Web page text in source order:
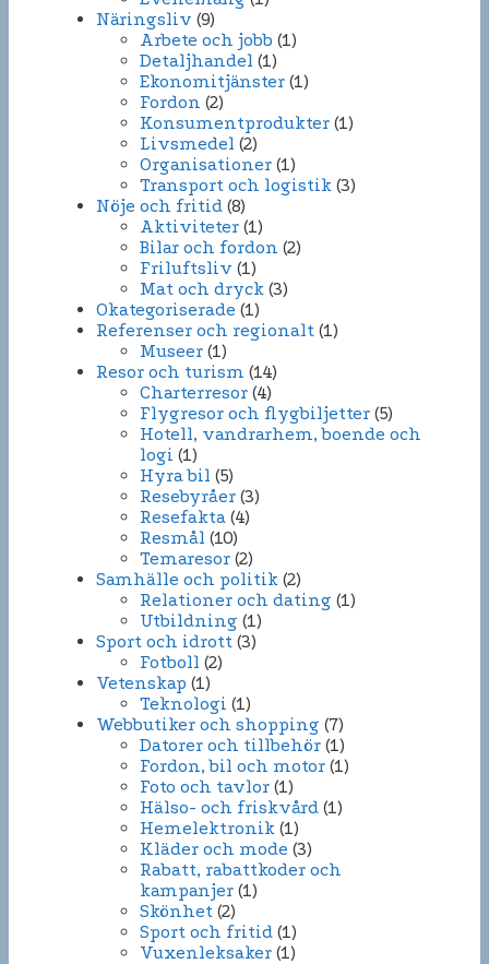
Näringsliv (9)
Arbete och jobb (1)
Detaljhandel (1)
Ekonomitjänster (1)
Fordon (2)
Konsumentprodukter (1)
Livsmedel (2)
Organisationer (1)
Transport och logistik (3)
Nöje och fritid (8)
Aktiviteter (1)
Bilar och fordon (2)
Friluftsliv (1)
Mat och dryck (3)
Okategoriserade (1)
Referenser och regionalt (1)
Museer (1)
Resor och turism (14)
Charterresor (4)
Flygresor och flygbiljetter (5)
Hotell, vandrarhem, boende och
logi (1)
Hyra bil (5)
Resebyråer (3)
Resefakta (4)
Resmål (10)
Temaresor (2)
Samhälle och politik (2)
Relationer och dating (1)
Utbildning (1)
Sport och idrott (3)
Fotboll (2)
Vetenskap (1)
Teknologi (1)
Webbutiker och shopping (7)
Datorer och tillbehör (1)
Fordon, bil och motor (1)
Foto och tavlor (1)
Hälso- och friskvård (1)
Hemelektronik (1)
Kläder och mode (3)
Rabatt, rabattkoder och
kampanjer (1)
Skönhet (2)
Sport och fritid (1)
Vuxenleksaker (1)